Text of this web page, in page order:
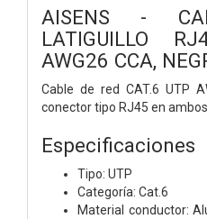
AISENS -
LATIGUILLO
AWG26 CCA,
Cable de red CAT.6 UTP
conector tipo RJ45 en
Especificaciones
Tipo: UTP
Categoría: Cat.6
Material conductor: